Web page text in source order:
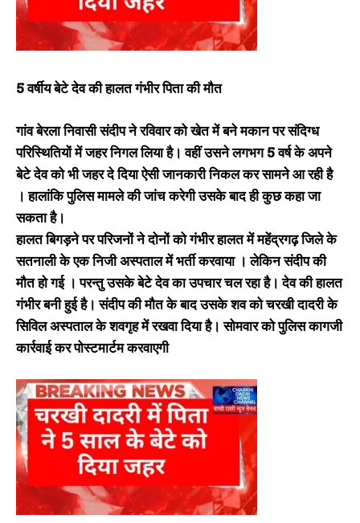
5 वर्षीय बेटे देव की हालत गंभीर पिता की मौत
गांव बेरला निवासी संदीप ने रविवार को खेत में बने मकान पर संदिग्ध
परिस्थितियों में जहर निगल लिया है। वहीं उसने लगभग 5 वर्ष के अपने
बेटे देव को भी जहर दे दिया ऐसी जानकारी निकल कर सामने आ रही है
। हालांकि पुलिस मामले की जांच करेगी उसके बाद ही कुछ कहा जा
सकता है।
हालत बिगड़ने पर परिजनों ने दोनों को गंभीर हालत में महेंद्रगढ़ जिले के
सतनाली के एक निजी अस्पताल में भर्ती करवाया । लेकिन संदीप की
मौत हो गई । परन्तु उसके बेटे देव का उपचार चल रहा है। देव की हालत
गंभीर बनी हुई है। संदीप की मौत के बाद उसके शव को चरखी दादरी के
सिविल अस्पताल के शवगृह में रखवा दिया है। सोमवार को पुलिस कागजी
कार्रवाई कर पोस्टमार्टम करवाएगी